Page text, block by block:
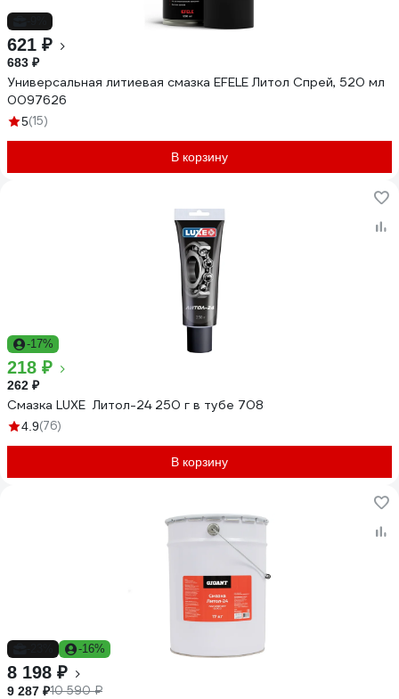
621 ₽
683 ₽
Универсальная литиевая смазка EFELE Литол Спрей, 520 мл
0097626
5(15)
В корзину
-17%
218 ₽
262 ₽
Смазка LUXЕ Литол-24 250 г в тубе 708
4.9(76)
В корзину
-16%
8 198 ₽
9 287 ₽10 590 ₽